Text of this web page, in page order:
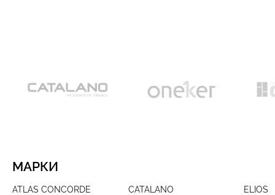
МАРКИ
ATLAS CONCORDE
CATALANO
ELIOS